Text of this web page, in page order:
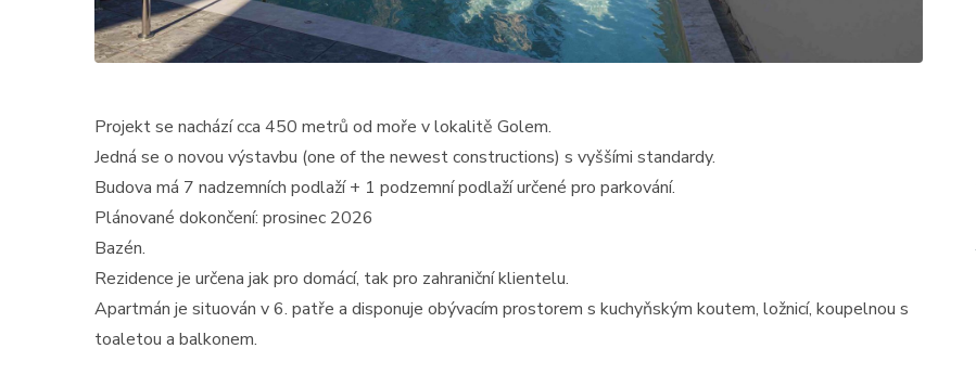
Projekt se nachází cca 450 metrů od moře v lokalitě Golem.
Jedná se o novou výstavbu (one of the newest constructions) s vyššími standardy.
Budova má 7 nadzemních podlaží + 1 podzemní podlaží určené pro parkování.
Plánované dokončení: prosinec 2026
Bazén.
Rezidence je určena jak pro domácí, tak pro zahraniční klientelu.
Apartmán je situován v 6. patře a disponuje obývacím prostorem s kuchyňským koutem, ložnicí, koupelnou s
toaletou a balkonem.